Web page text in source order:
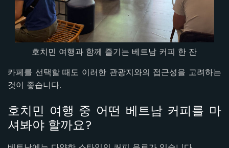
호치민 여행과 함께 즐기는 베트남 커피 한 잔
카페를 선택할 때도 이러한 관광지와의 접근성을 고려하는
것이 좋습니다.
호치민 여행 중 어떤 베트남 커피를 마
셔봐야 할까요?